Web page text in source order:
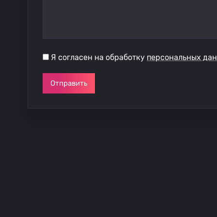
Я согласен на обработку персональных
Отправить